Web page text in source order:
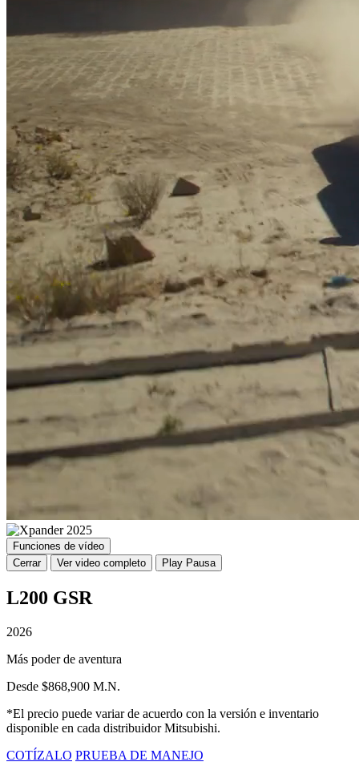
Funciones de vídeo
Cerrar
Ver video completo Play Pausa
L200 GSR
2026
Más poder de aventura
Desde $868,900 M.N.
*El precio puede variar de acuerdo con la versión e inventario
disponible en cada distribuidor Mitsubishi.
COTÍZALO PRUEBA DE MANEJO